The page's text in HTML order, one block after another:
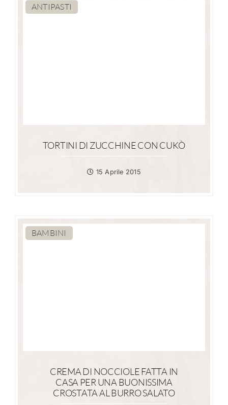
ANTIPASTI
TORTINI DI ZUCCHINE CON CUKÒ
15 Aprile 2015
BAMBINI
CREMA DI NOCCIOLE FATTA IN
CASA PER UNA BUONISSIMA
CROSTATA AL BURRO SALATO